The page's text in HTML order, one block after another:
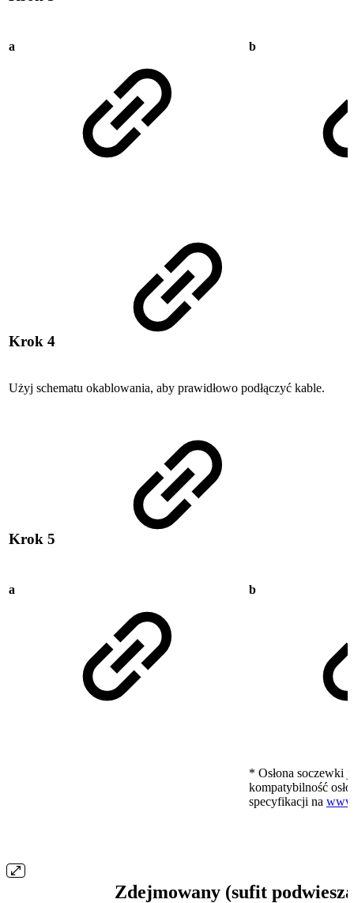
a b
Krok 4
Użyj schematu okablowania, aby prawidłowo podłączyć kable.
Krok 5
a b
* Osłona soczewki
kompatybilność
specyfikacji na
Zdejmowany (sufit